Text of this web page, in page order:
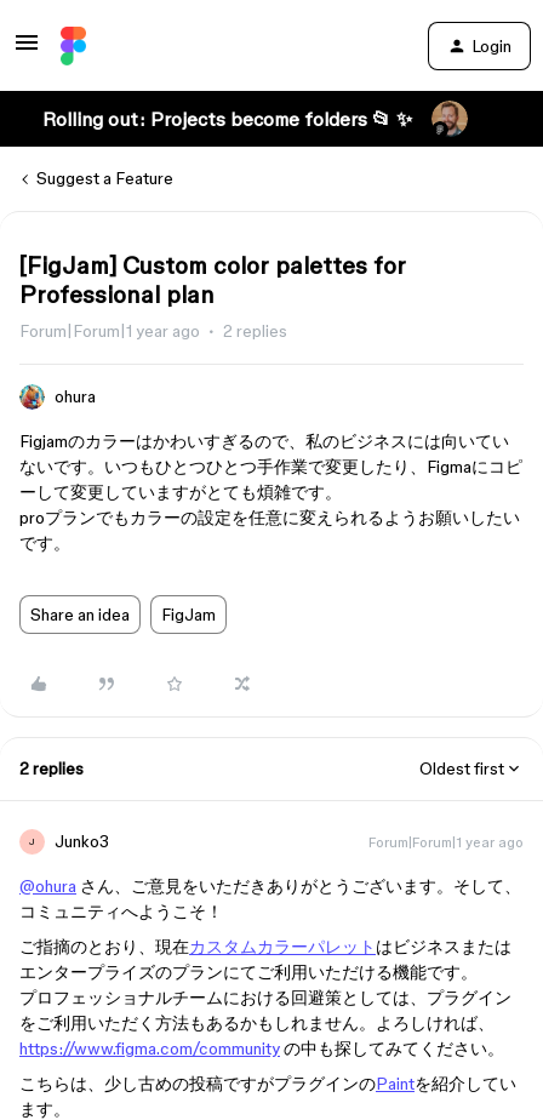
Login
Rolling out: Projects become folders 📂 ✨
Suggest a Feature
[FigJam] Custom color palettes for
Professional plan
Forum|Forum|1 year ago 2 replies
ohura
Figjamのカラーはかわいすぎるので、私のビジネスには向いてい
ないです。いつもひとつひとつ手作業で変更したり、Figmaにコピ
ーして変更していますがとても煩雑です。
proプランでもカラーの設定を任意に変えられるようお願いしたい
です。
Share an idea FigJam
2 replies Oldest first
J Junko3 Forum|Forum|1 year ago
@ohura さん、ご意見をいただきありがとうございます。そして、
コミュニティへようこそ！
ご指摘のとおり、現在カスタムカラーパレット はビジネスまたは
エンタープライズのプランにてご利用いただける機能です。
プロフェッショナルチームにおける回避策としては、プラグイン
をご利用いただく方法もあるかもしれません。よろしければ、
https://www.figma.com/communityの中も探してみてください。
こちらは、少し古めの投稿ですがプラグインのPaintを紹介してい
ます。